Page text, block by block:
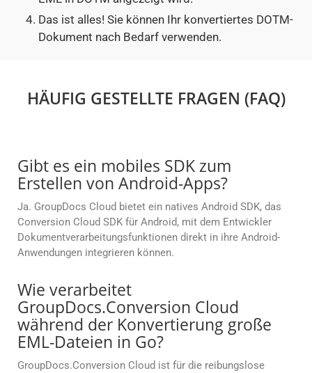
Das ist alles! Sie können Ihr konvertiertes DOTM-
Dokument nach Bedarf verwenden.
HÄUFIG GESTELLTE FRAGEN (FAQ)
Gibt es ein mobiles SDK zum
Erstellen von Android-Apps?
Ja. GroupDocs Cloud bietet ein natives Android SDK, das
Conversion Cloud SDK für Android, mit dem Entwickler
Dokumentverarbeitungsfunktionen direkt in ihre Android-
Anwendungen integrieren können.
Wie verarbeitet
GroupDocs.Conversion Cloud
während der Konvertierung große
EML-Dateien in Go?
GroupDocs.Conversion Cloud ist für die reibungslose